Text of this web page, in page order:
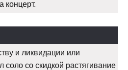
концерт.
и ликвидации или
соло со скидкой растягивание